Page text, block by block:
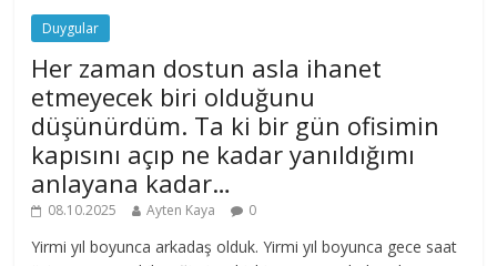
Duygular
Her zaman dostun asla ihanet
etmeyecek biri olduğunu
düşünürdüm. Ta ki bir gün ofisimin
kapısını açıp ne kadar yanıldığımı
anlayana kadar…
08.10.2025 Ayten Kaya 0
Yirmi yıl boyunca arkadaş olduk. Yirmi yıl boyunca gece saat